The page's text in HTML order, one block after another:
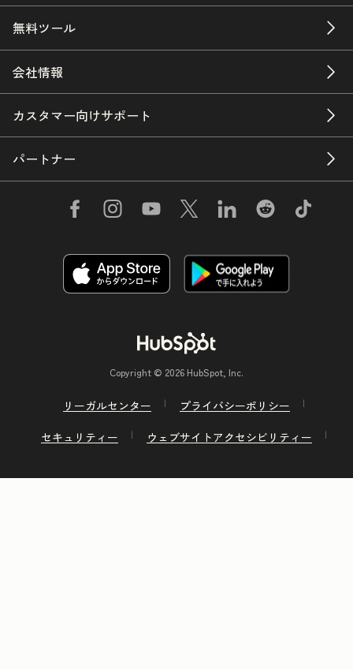
無料ツール
会社情報
カスタマー向けサポート
パートナー
Copyright © 2026 HubSpot, Inc.
リーガルセンター
プライバシーポリシー
セキュリティー
ウェブサイトアクセシビリティー